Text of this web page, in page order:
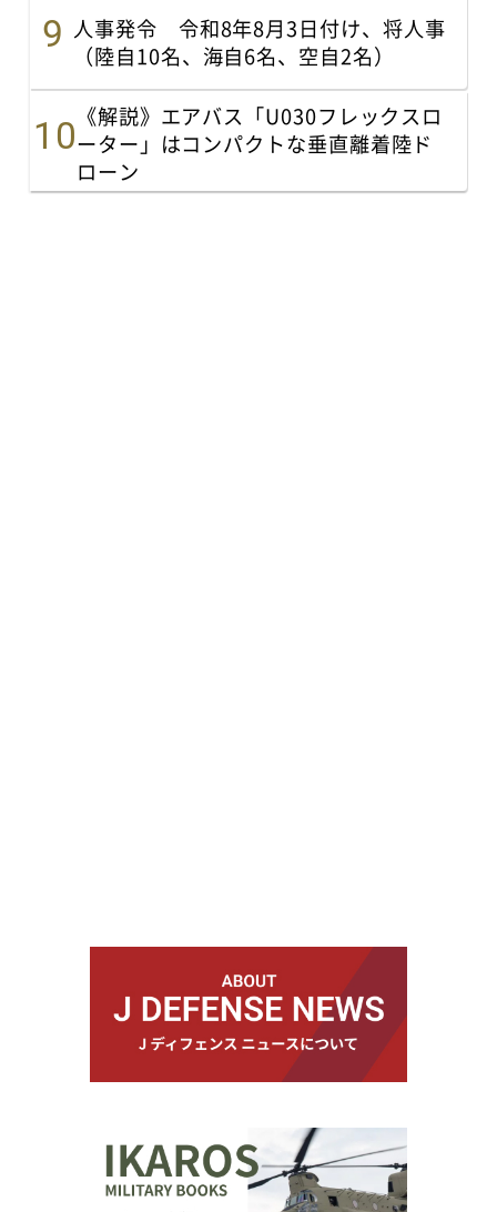
人事発令 令和8年8月3日付け、将人事
（陸自10名、海自6名、空自2名）
《解説》エアバス「U030フレックスロ
ーター」はコンパクトな垂直離着陸ド
ローン